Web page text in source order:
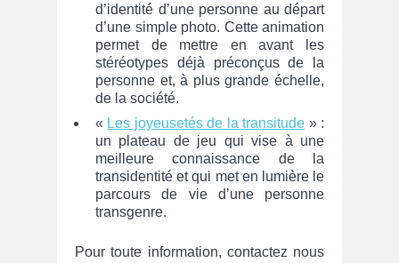
d’identité d’une personne au départ
d’une simple photo. Cette animation
permet de mettre en avant les
stéréotypes déjà préconçus de la
personne et, à plus grande échelle,
de la société.
« Les joyeusetés de la transitude » :
un plateau de jeu qui vise à une
meilleure connaissance de la
transidentité et qui met en lumière le
parcours de vie d’une personne
transgenre.
Pour toute information, contactez nous